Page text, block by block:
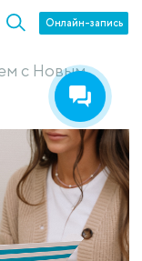
Онлайн-запись
с Новым